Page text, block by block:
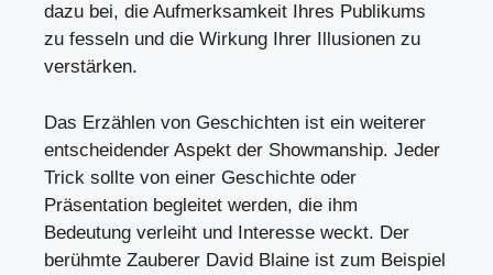
dazu bei, die Aufmerksamkeit Ihres Publikums
zu fesseln und die Wirkung Ihrer Illusionen zu
verstärken.
Das Erzählen von Geschichten ist ein weiterer
entscheidender Aspekt der Showmanship. Jeder
Trick sollte von einer Geschichte oder
Präsentation begleitet werden, die ihm
Bedeutung verleiht und Interesse weckt. Der
berühmte Zauberer David Blaine ist zum Beispiel